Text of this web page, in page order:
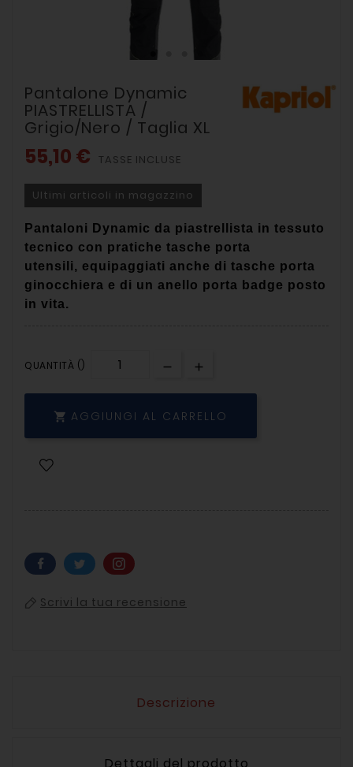
Pantalone Dynamic
PIASTRELLISTA /
Grigio/Nero / Taglia XL
55,10 € TASSE INCLUSE
Ultimi articoli in magazzino
Pantaloni Dynamic da piastrellista in tessuto
tecnico con pratiche tasche porta
utensili, equipaggiati anche di tasche porta
ginocchiera e di un anello porta badge posto
in vita.
QUANTITÀ ()
 AGGIUNGI AL CARRELLO
Scrivi la tua recensione
Descrizione